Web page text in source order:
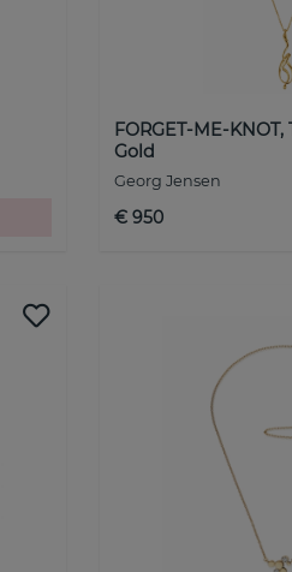
FORGET-ME-
Gold
Georg Jensen
€ 950